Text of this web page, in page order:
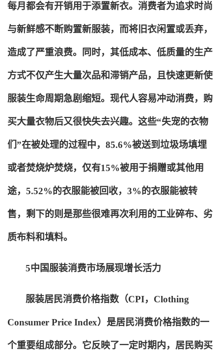
每月都会有开销用于添置新衣。消费者为追求时尚
与新鲜感不断购置新服装，而将旧衣闲置或丢弃，
造成了严重浪费。同时，其低成本、低质量的生产
方式不仅产生大量次品和滞销产品，且快速更新使
服装生命周期急剧缩短。现代人容易冲动消费，购
买大量衣物后又很快失去兴趣。这些“失宠的衣物
们”在被处理的过程中，85.6%被送到垃圾场填埋
或者焚烧炉焚烧，仅有15%被用于捐赠或其他用
途，5.52%的衣服能被回收，3%的衣服能被转
售，剩下的则是那些很难再次利用的工业碎布、劣
质布料和填料。
5中国服装消费市场展现增长活力
服装居民消费价格指数（CPI，Clothing
Consumer Price Index）是居民消费价格指数的一
个重要组成部分。它反映了一定时期内，居民购买